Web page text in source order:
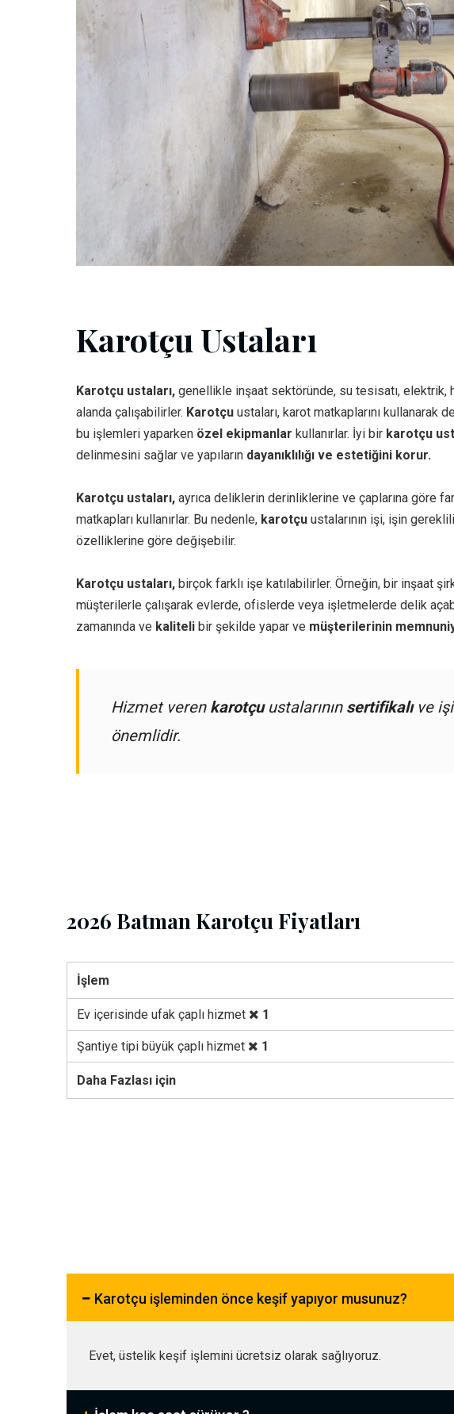
Karotçu Ustaları
Karotçu ustaları, genellikle inşaat sektöründe, su tesisatı, elektrik,
alanda çalışabilirler. Karotçu ustaları, karot matkaplarını
bu işlemleri yaparken özel ekipmanlar kullanırlar. İyi bir karotçu
delinmesini sağlar ve yapıların dayanıklılığı ve estetiğini korur.
Karotçu ustaları, ayrıca deliklerin derinliklerine ve çaplarına göre
matkapları kullanırlar. Bu nedenle, karotçu ustalarının işi, işin
özelliklerine göre değişebilir.
Karotçu ustaları, birçok farklı işe katılabilirler. Örneğin, bir inşaat
müşterilerle çalışarak evlerde, ofislerde veya işletmelerde delik
zamanında ve kaliteli bir şekilde yapar ve müşterilerinin
Hizmet veren karotçuustalarının sertifikalıve
önemlidir.
2026 Batman Karotçu Fiyatları
İşlem
Ev içerisinde ufak çaplı hizmet 1
Şantiye tipi büyük çaplı hizmet 1
Daha Fazlası için
Karotçu işleminden önce keşif yapıyor musunuz?
Evet, üstelik keşif işlemini ücretsiz olarak sağlıyoruz.